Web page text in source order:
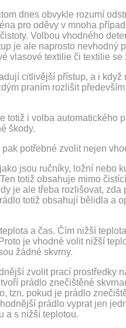
dnes obvykle rozumí
pro oděvy v mnoha
Volbou vhodného
je ale naprosto
vlasové textilie či textilie
citlivější přístup, a i
praním rozlišit
totiž i volba automatického
škody.
potřebné zvolit nejen
jako jsou ručníky, ložní nebo
totiž obsahuje mimo
je ale třeba rozlišovat,
totiž obsahují bělidla a
a čas. Čím nižší
je vhodné volit nižší
žádné skvrny.
zvolit prací prostředky
prádlo znečištěné
tzn. pokud je prádlo
prádlo vyprat jen
a s nižší teplotou.